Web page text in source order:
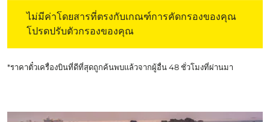
ไม่มีค่าโดยสารที่ตรงกับเกณฑ์การคัดกรองของคุณ
โปรดปรับตัวกรองของคุณ
*ราคาตั๋วเครื่องบินที่ดีที่สุดถูกค้นพบแล้วจากผู้อื่น 48 ชั่วโมงที่ผ่านมา